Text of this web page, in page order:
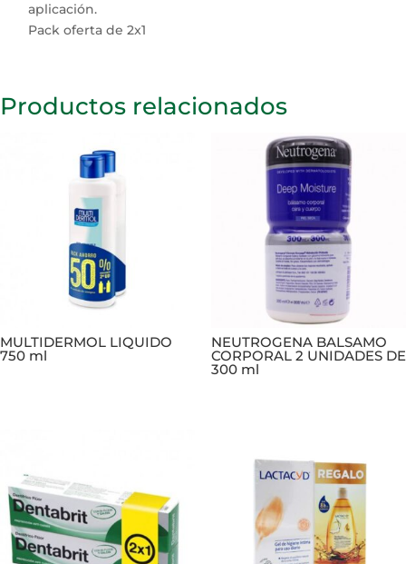
aplicación.
Pack oferta de 2x1
Productos relacionados
MULTIDERMOL LIQUIDO
750 ml
NEUTROGENA BALSAMO
CORPORAL 2 UNIDADES DE
300 ml